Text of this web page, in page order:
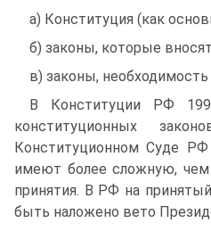
а) Конституция (как
б) законы, которые
в) законы,
В Конституции РФ
конституционных
Конституционном Суде
имеют более сложную,
принятия. В РФ на
быть наложено вето